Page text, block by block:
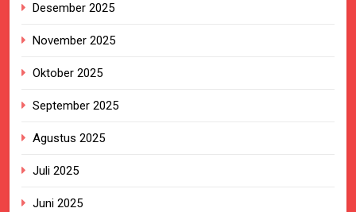
Desember 2025
November 2025
Oktober 2025
September 2025
Agustus 2025
Juli 2025
Juni 2025